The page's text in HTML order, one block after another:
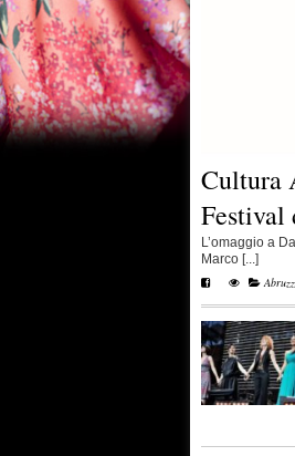
Cultura
Festival
L’omaggio a
Marco [...]